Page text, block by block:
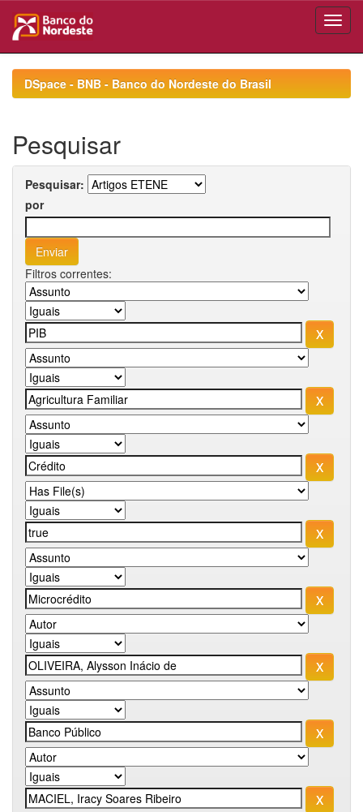
navigationDSpace - BNB - Banco do Nordeste do Brasil
Pesquisar
Pesquisar:
por
Filtros correntes: